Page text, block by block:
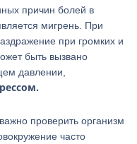
причин болей в
мигрень. При
при громких и
быть вызвано
давлении,
проверить организм
часто